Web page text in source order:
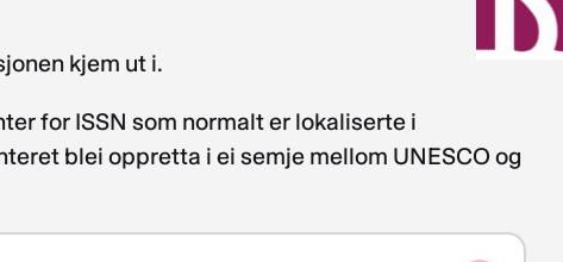
kjem ut i.
for ISSN som normalt er lokaliserte i
blei oppretta i ei semje mellom UNESCO og